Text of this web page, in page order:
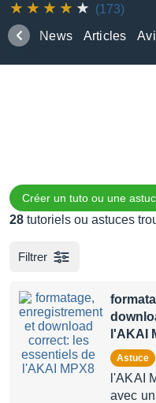
(173)
News Articles
Créer un tuto ou une
28 tutoriels ou astuces
Filtrer
l'AKAI
Astuce
l'AKAI
avec